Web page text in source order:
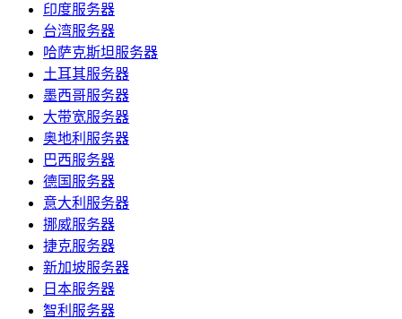
印度服务器
台湾服务器
哈萨克斯坦服务器
土耳其服务器
墨西哥服务器
大带宽服务器
奥地利服务器
巴西服务器
德国服务器
意大利服务器
挪威服务器
捷克服务器
新加坡服务器
日本服务器
智利服务器